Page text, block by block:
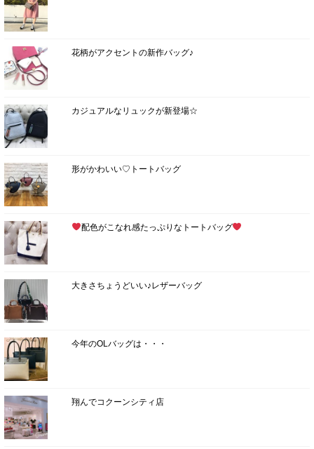
花柄がアクセントの新作バッグ♪
カジュアルなリュックが新登場☆
形がかわいい♡トートバッグ
配色がこなれ感たっぷりなトートバッグ
大きさちょうどいい♪レザーバッグ
今年のOLバッグは・・・
翔んでコクーンシティ店